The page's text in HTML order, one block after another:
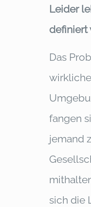
Leider
definiert
Das
fangen
jemand
sich die